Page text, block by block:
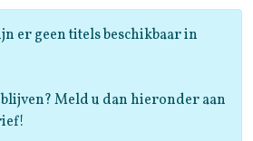
er geen titels beschikbaar in
Meld u dan hieronder aan